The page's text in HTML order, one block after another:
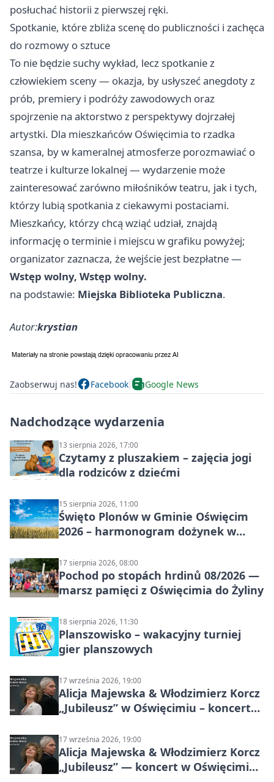
posłuchać historii z pierwszej ręki.
Spotkanie, które zbliża scenę do publiczności i zachęca
do rozmowy o sztuce
To nie będzie suchy wykład, lecz spotkanie z
człowiekiem sceny — okazja, by usłyszeć anegdoty z
prób, premiery i podróży zawodowych oraz
spojrzenie na aktorstwo z perspektywy dojrzałej
artystki. Dla mieszkańców Oświęcimia to rzadka
szansa, by w kameralnej atmosferze porozmawiać o
teatrze i kulturze lokalnej — wydarzenie może
zainteresować zarówno miłośników teatru, jak i tych,
którzy lubią spotkania z ciekawymi postaciami.
Mieszkańcy, którzy chcą wziąć udział, znajdą
informację o terminie i miejscu w grafiku powyżej;
organizator zaznacza, że wejście jest bezpłatne —
Wstęp wolny, Wstęp wolny.
na podstawie: Miejska Biblioteka Publiczna.
Autor:krystian
Zaobserwuj nas! Facebook Google News
Nadchodzące wydarzenia
13 sierpnia 2026, 17:00
Czytamy z pluszakiem – zajęcia jogi
dla rodziców z dziećmi
15 sierpnia 2026, 11:00
Święto Plonów w Gminie Oświęcim
2026 – harmonogram dożynek w
17 sierpnia 2026, 08:00
Pochod po stopách hrdinů 08/2026 —
marsz pamięci z Oświęcimia do Żyliny
18 sierpnia 2026, 11:30
Planszowisko – wakacyjny turniej
gier planszowych
17 września 2026, 19:00
Alicja Majewska & Włodzimierz Korcz
„Jubileusz” w Oświęcimiu – koncert
17 września 2026, 19:00
Alicja Majewska & Włodzimierz Korcz
„Jubileusz” — koncert w Oświęcimiu,